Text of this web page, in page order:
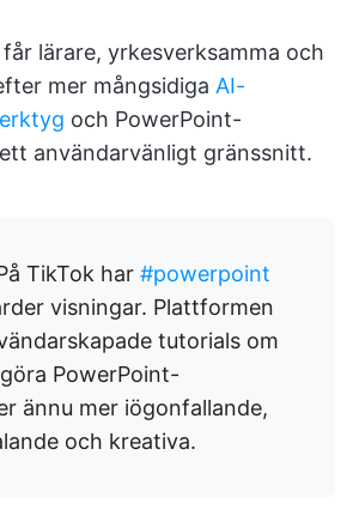
lärare, yrkesverksamma och
mer mångsidiga AI-
och PowerPoint-
användarvänligt gränssnitt.
TikTok har #powerpoint
visningar. Plattformen
tutorials om
PowerPoint-
ännu mer iögonfallande,
och kreativa.